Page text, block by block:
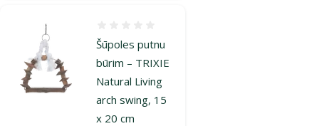
Šūpoles putnu
būrim – TRIXIE
Natural Living
arch swing, 15
x 20 cm